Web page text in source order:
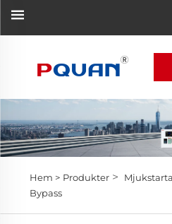
Hem > Produkter>
Bypass